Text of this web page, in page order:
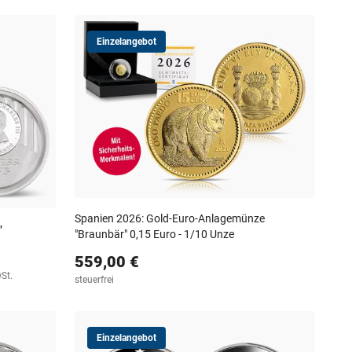
Einzelangebot
Spanien 2026: Gold-Euro-Anlagemünze
"Braunbär" 0,15 Euro - 1/10 Unze
559,00 €
steuerfrei
Einzelangebot